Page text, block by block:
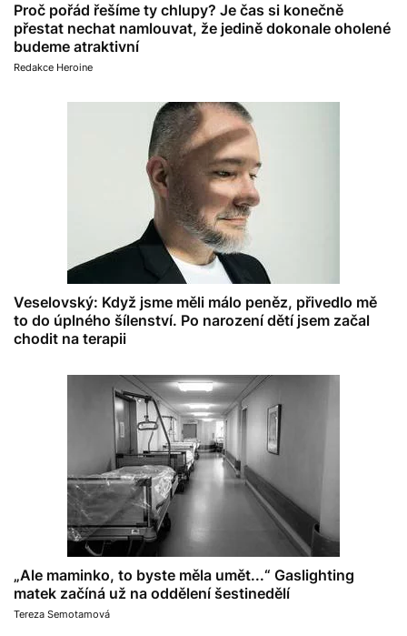
Proč pořád řešíme ty chlupy? Je čas si konečně
přestat nechat namlouvat, že jedině dokonale oholené
budeme atraktivní
Redakce Heroine
Veselovský: Když jsme měli málo peněz, přivedlo mě
to do úplného šílenství. Po narození dětí jsem začal
chodit na terapii
„Ale maminko, to byste měla umět...“ Gaslighting
matek začíná už na oddělení šestinedělí
Tereza Semotamová